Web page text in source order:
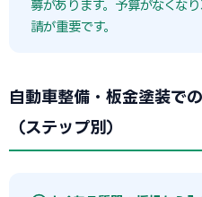
募があります。予算がなくな
請が重要です。
自動車整備・板金塗装で
（ステップ別）